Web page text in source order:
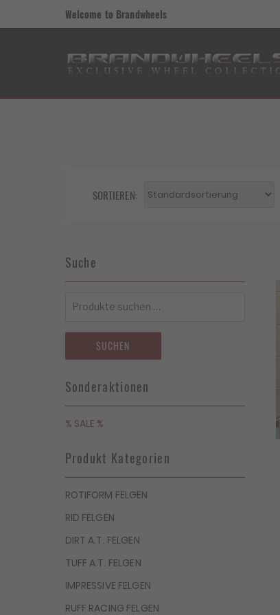
Welcome to Brandwheels
SORTIEREN:
Suche
nach:
SUCHEN
Sonderaktionen
% SALE %
Produkt Kategorien
ROTIFORM FELGEN
RID FELGEN
DIRT A.T. FELGEN
TUFF A.T. FELGEN
IMPRESSIVE FELGEN
RUFF RACING FELGEN